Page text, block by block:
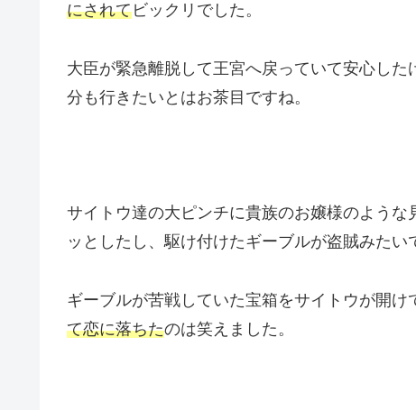
にされてビックリでした。
大臣が緊急離脱して王宮へ戻っていて安心し
分も行きたいとはお茶目ですね。
サイトウ達の大ピンチに貴族のお嬢様のよう
ッとしたし、駆け付けたギーブルが盗賊みたい
ギーブルが苦戦していた宝箱をサイトウが開け
て恋に落ちたのは笑えました。